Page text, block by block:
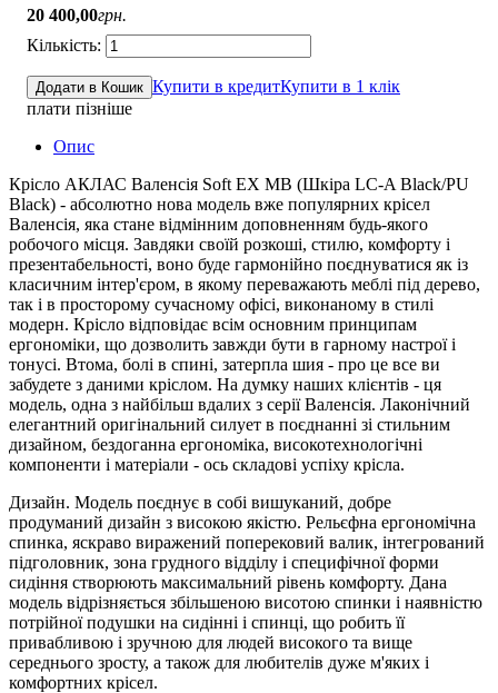
20 400,00грн.
Додати в Кошик Купити в кредитКупити в 1 клік
плати пізніше
Опис
Крісло АКЛАС Валенсія Soft EX MB (Шкіра LC-A Black/PU
Black) - абсолютно нова модель вже популярних крісел
Валенсія, яка стане відмінним доповненням будь-якого
робочого місця. Завдяки своїй розкоші, стилю, комфорту і
презентабельності, воно буде гармонійно поєднуватися як із
класичним інтер'єром, в якому переважають меблі під дерево,
так і в просторому сучасному офісі, виконаному в стилі
модерн. Крісло відповідає всім основним принципам
ергономіки, що дозволить завжди бути в гарному настрої і
тонусі. Втома, болі в спині, затерпла шия - про це все ви
забудете з даними кріслом. На думку наших клієнтів - ця
модель, одна з найбільш вдалих з серії Валенсія. Лаконічний
елегантний оригінальний силует в поєднанні зі стильним
дизайном, бездоганна ергономіка, високотехнологічні
компоненти і матеріали - ось складові успіху крісла.
Дизайн. Модель поєднує в собі вишуканий, добре
продуманий дизайн з високою якістю. Рельєфна ергономічна
спинка, яскраво виражений поперековий валик, інтегрований
підголовник, зона грудного відділу і специфічної форми
сидіння створюють максимальний рівень комфорту. Дана
модель відрізняється збільшеною висотою спинки і наявністю
потрійної подушки на сидінні і спинці, що робить її
привабливою і зручною для людей високого та вище
середнього зросту, а також для любителів дуже м'яких і
комфортних крісел.